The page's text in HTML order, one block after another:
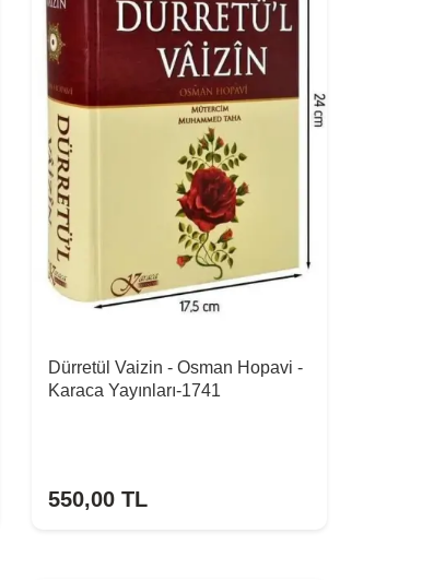
Dürretül Vaizin - Osman Hopavi -
Karaca Yayınları-1741
550,00 TL